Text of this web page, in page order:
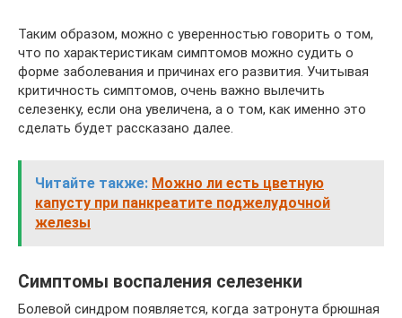
Таким образом, можно с уверенностью говорить о том,
что по характеристикам симптомов можно судить о
форме заболевания и причинах его развития. Учитывая
критичность симптомов, очень важно вылечить
селезенку, если она увеличена, а о том, как именно это
сделать будет рассказано далее.
Читайте также: Можно ли есть цветную
капусту при панкреатите поджелудочной
железы
Симптомы воспаления селезенки
Болевой синдром появляется, когда затронута брюшная